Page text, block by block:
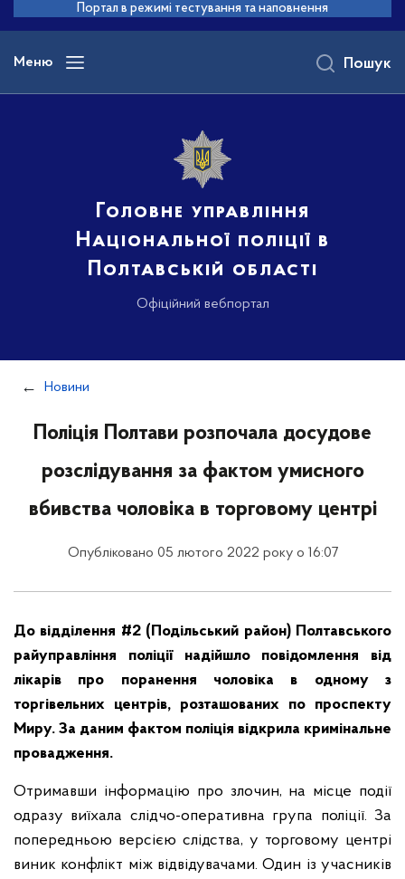
основного
вмісту
Портал в режимі тестування та наповнення
Меню
Головне управління
Національної поліції в
Полтавській області
Офіційний вебпортал
Пошук
Новини
Поліція Полтави розпочала досудове
розслідування за фактом умисного
вбивства чоловіка в торговому центрі
Опубліковано 05 лютого 2022 року о 16:07
До відділення #2 (Подільський район) Полтавського
райуправління поліції надійшло повідомлення від
лікарів про поранення чоловіка в одному з
торгівельних центрів, розташованих по проспекту
Миру. За даним фактом поліція відкрила кримінальне
провадження.
Отримавши інформацію про злочин, на місце події
одразу виїхала слідчо-оперативна група поліції. За
попередньою версією слідства, у торговому центрі
виник конфлікт між відвідувачами. Один із учасників